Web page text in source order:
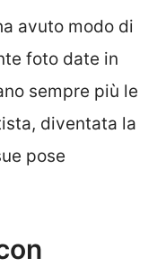
avuto modo di
foto date in
sempre più le
diventata la
pose